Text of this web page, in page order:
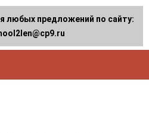
любых предложений по сайту: